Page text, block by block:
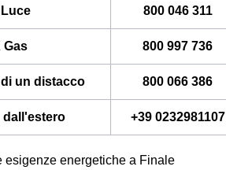
Luce 800 046 311
Gas 800 997 736
un distacco 800 066 386
dall'estero +39 0232981107
esigenze energetiche a Finale